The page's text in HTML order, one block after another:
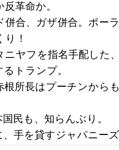
革命か。
併合、ガザ併合。ポー
り！
ニヤフを指名手配した
トランプ。
根所長はプーチンから
民も、知らんぶり。
、手を貸すジャパニー